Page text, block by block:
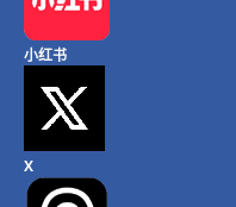
小红书
X